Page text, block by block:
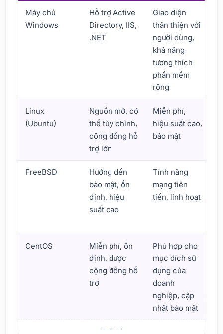
Máy chủ
Windows
Hỗ trợ Active
Directory, IIS,
.NET
Giao diện
thân thiện với
người dùng,
khả năng
tương thích
phần mềm
rộng
Linux
(Ubuntu)
Nguồn mở, có
thể tùy chỉnh,
cộng đồng hỗ
trợ lớn
Miễn phí,
hiệu suất cao,
bảo mật
FreeBSD
Hướng đến
bảo mật, ổn
định, hiệu
suất cao
Tính năng
mạng tiên
tiến, linh hoạt
CentOS
Miễn phí, ổn
định, được
cộng đồng hỗ
trợ
Phù hợp cho
mục đích sử
dụng của
doanh
nghiệp, cập
nhật bảo mật